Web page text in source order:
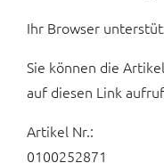
Ihr Browser
Sie können die
auf diesen Link
Artikel Nr.:
0100252871